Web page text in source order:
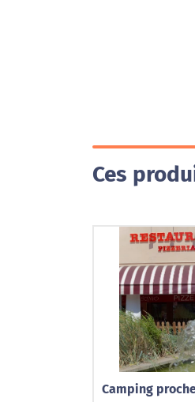
Ces
Camping